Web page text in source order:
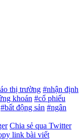
thị trường #nhận định
khoán #cổ phiếu
#bất động sản #ngân
Chia sẻ qua Twitter
link bài viết